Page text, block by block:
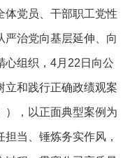
体党员、干部职工党性
严治党向基层延伸、向
心组织，4月22日向公
立和践行正确政绩观案
），以正面典型案例为
当、锤炼务实作风，